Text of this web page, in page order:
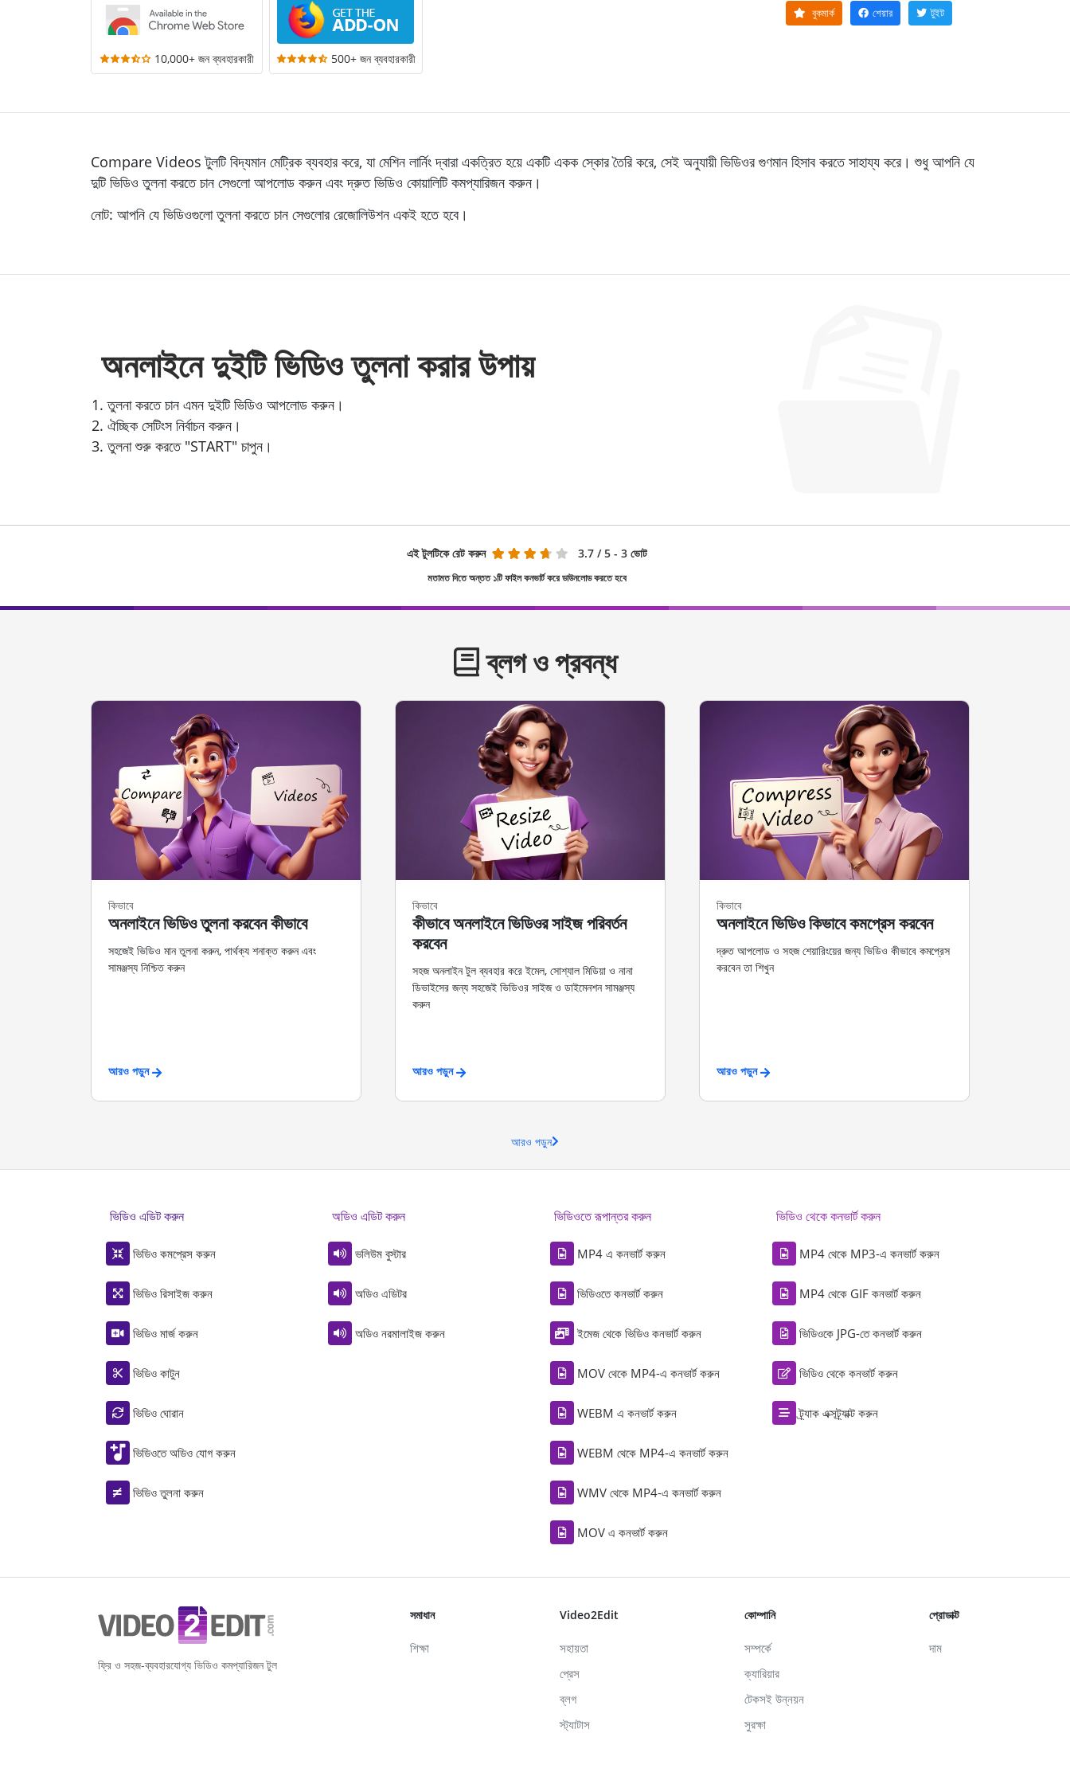
10,000+ জন ব্যবহারকারী 500+ জন ব্যবহারকারী
বুকমার্ক শেয়ার টুইট
Compare Videos টুলটি বিদ্যমান মেট্রিক ব্যবহার করে, যা মেশিন লার্নিং দ্বারা একত্রিত হয়ে একটি একক স্কোর তৈরি করে, সেই অনুযায়ী ভিডিওর গুণমান হিসাব করতে সাহায্য করে। শুধু আপনি যে
দুটি ভিডিও তুলনা করতে চান সেগুলো আপলোড করুন এবং দ্রুত ভিডিও কোয়ালিটি কমপ্যারিজন করুন।
নোট: আপনি যে ভিডিওগুলো তুলনা করতে চান সেগুলোর রেজোলিউশন একই হতে হবে।
অনলাইনে দুইটি ভিডিও তুলনা করার উপায়
তুলনা করতে চান এমন দুইটি ভিডিও আপলোড করুন।
ঐচ্ছিক সেটিংস নির্বাচন করুন।
তুলনা শুরু করতে "START" চাপুন।
এই টুলটিকে রেট করুন 3.7 / 5 - 3 ভোট
মতামত দিতে অন্তত ১টি ফাইল কনভার্ট করে ডাউনলোড করতে হবে
ব্লগ ও প্রবন্ধ
কিভাবে
অনলাইনে ভিডিও তুলনা করবেন কীভাবে
সহজেই ভিডিও মান তুলনা করুন, পার্থক্য শনাক্ত করুন এবং
সামঞ্জস্য নিশ্চিত করুন
আরও পড়ুন
কিভাবে
কীভাবে অনলাইনে ভিডিওর সাইজ পরিবর্তন
করবেন
সহজ অনলাইন টুল ব্যবহার করে ইমেল, সোশ্যাল মিডিয়া ও নানা
ডিভাইসের জন্য সহজেই ভিডিওর সাইজ ও ডাইমেনশন সামঞ্জস্য
করুন
আরও পড়ুন
কিভাবে
অনলাইনে ভিডিও কিভাবে কমপ্রেস করবেন
দ্রুত আপলোড ও সহজ শেয়ারিংয়ের জন্য ভিডিও কীভাবে কমপ্রেস
করবেন তা শিখুন
আরও পড়ুন
আরও পড়ুন
ভিডিও এডিট করুন
ভিডিও কমপ্রেস করুন
ভিডিও রিসাইজ করুন
ভিডিও মার্জ করুন
ভিডিও কাটুন
ভিডিও ঘোরান
ভিডিওতে অডিও যোগ করুন
ভিডিও তুলনা করুন
অডিও এডিট করুন
ভলিউম বুস্টার
অডিও এডিটর
অডিও নরমালাইজ করুন
ভিডিওতে রূপান্তর করুন
MP4 এ কনভার্ট করুন
ভিডিওতে কনভার্ট করুন
ইমেজ থেকে ভিডিও কনভার্ট করুন
MOV থেকে MP4-এ কনভার্ট করুন
WEBM এ কনভার্ট করুন
WEBM থেকে MP4-এ কনভার্ট করুন
WMV থেকে MP4-এ কনভার্ট করুন
MOV এ কনভার্ট করুন
ভিডিও থেকে কনভার্ট করুন
MP4 থেকে MP3-এ কনভার্ট করুন
MP4 থেকে GIF কনভার্ট করুন
ভিডিওকে JPG-তে কনভার্ট করুন
ভিডিও থেকে কনভার্ট করুন
ট্র্যাক এক্সট্র্যাক্ট করুন
ফ্রি ও সহজ-ব্যবহারযোগ্য ভিডিও কমপ্যারিজন টুল
সমাধান
শিক্ষা
Video2Edit
সহায়তা
প্রেস
ব্লগ
স্ট্যাটাস
কোম্পানি
সম্পর্কে
ক্যারিয়ার
টেকসই উন্নয়ন
সুরক্ষা
প্রোডাক্ট
দাম